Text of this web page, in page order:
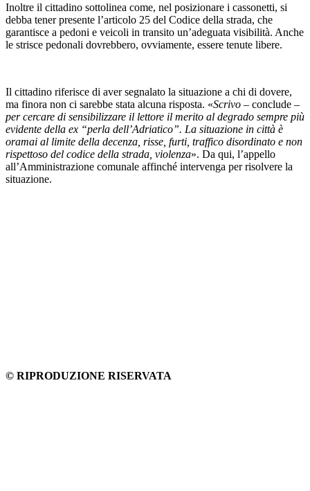
Inoltre il cittadino sottolinea come, nel posizionare i cassonetti, si
debba tener presente l’articolo 25 del Codice della strada, che
garantisce a pedoni e veicoli in transito un’adeguata visibilità. Anche
le strisce pedonali dovrebbero, ovviamente, essere tenute libere.
Il cittadino riferisce di aver segnalato la situazione a chi di dovere,
ma finora non ci sarebbe stata alcuna risposta. «Scrivo – conclude –
per cercare di sensibilizzare il lettore il merito al degrado sempre più
evidente della ex “perla dell’Adriatico”. La situazione in città è
oramai al limite della decenza, risse, furti, traffico disordinato e non
rispettoso del codice della strada, violenza». Da qui, l’appello
all’Amministrazione comunale affinché intervenga per risolvere la
situazione.
© RIPRODUZIONE RISERVATA